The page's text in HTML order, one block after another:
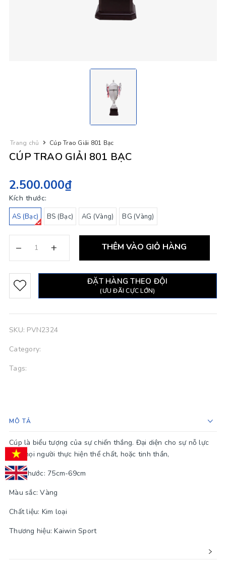
Trang chủ Cúp Trao Giải 801 Bạc
CÚP TRAO GIẢI 801 BẠC
2.500.000₫
Kích thước:
AS (Bạc) BS (Bạc) AG (Vàng) BG (Vàng)
– + THÊM VÀO GIỎ HÀNG
ĐẶT HÀNG THEO ĐỘI
(ƯU ĐÃI CỰC LỚN)
SKU: PVN2324
Category:
Tags:
MÔ TẢ
Cúp là biểu tượng của sự chiến thắng. Đại diện cho sự nỗ lực
của mọi người thực hiện thể chất, hoặc tinh thần,
Kích thước: 75cm-69cm
Màu sắc: Vàng
Chất liệu: Kim loại
Thương hiệu: Kaiwin Sport